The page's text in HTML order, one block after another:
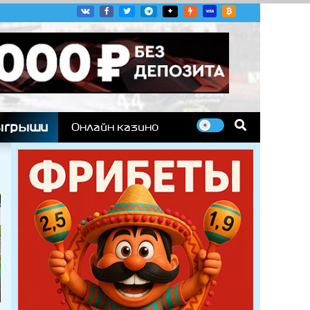
гоночных серий
Онлайн казино